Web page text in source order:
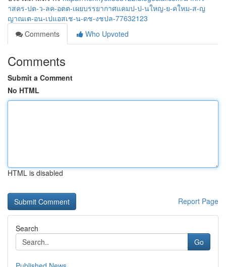
าสคร-ปต-ว-ลค-อตต-เผยบรรยากาศแคมป-ป-นใหญ-ย-คใหม-ส-ญ
ญาณเต-อน-เปแอสเช-น-ดช-งชปล-77632123
Comments
Who Upvoted
Comments
Submit a Comment
No HTML
HTML is disabled
Report Page
Search
Go